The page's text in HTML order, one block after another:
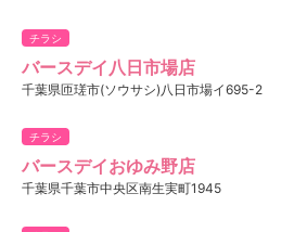
チラシ
バースデイ八日市場店
千葉県匝瑳市(ソウサシ)八日市場イ695-2
チラシ
バースデイおゆみ野店
千葉県千葉市中央区南生実町1945